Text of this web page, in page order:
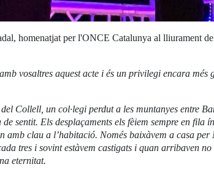
homenatjat per l'ONCE Catalunya al lliurament
vosaltres aquest acte i és un privilegi encara
Collell, un col·legi perdut a les muntanyes entre
sentit. Els desplaçaments els fèiem sempre en fila
amb clau a l’habitació. Només baixàvem a casa
tres i sovint estàvem castigats i quan arribaven
eternitat.